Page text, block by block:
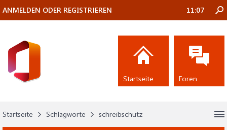
Startseite Schlagworte schreibschutz
ANMELDEN ODER REGISTRIEREN 11:07
Startseite Foren